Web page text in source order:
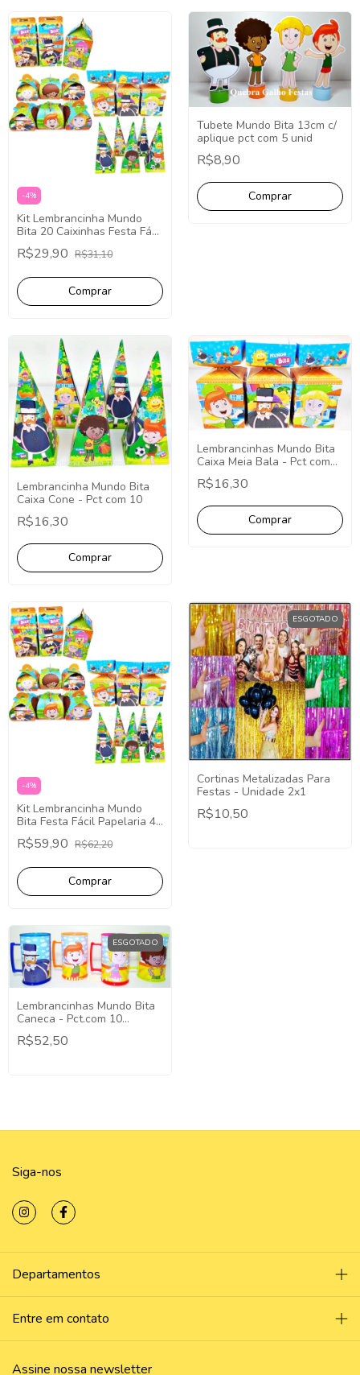
-4%
Kit Lembrancinha Mundo
Bita 20 Caixinhas Festa Fácil
Decoração
R$29,90 R$31,10
Tubete Mundo Bita 13cm c/
aplique pct com 5 unid
R$8,90
Lembrancinha Mundo Bita
Caixa Cone - Pct com 10
R$16,30
Lembrancinhas Mundo Bita
Caixa Meia Bala - Pct com
10
R$16,30
-4%
Kit Lembrancinha Mundo
Bita Festa Fácil Papelaria 40
Caixinhas
R$59,90 R$62,20
ESGOTADO
Cortinas Metalizadas Para
Festas - Unidade 2x1
R$10,50
ESGOTADO
Lembrancinhas Mundo Bita
Caneca - Pct.com 10
Unidades.
R$52,50
Siga-nos
Departamentos
Entre em contato
Assine nossa newsletter